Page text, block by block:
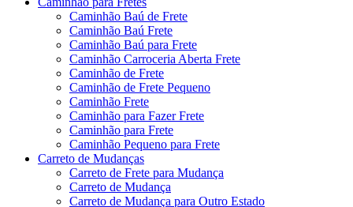
Caminhão Baú de Frete
Caminhão Baú Frete
Caminhão Baú para Frete
Caminhão Carroceria Aberta Frete
Caminhão de Frete
Caminhão de Frete Pequeno
Caminhão Frete
Caminhão para Fazer Frete
Caminhão para Frete
Caminhão Pequeno para Frete
Carreto de Mudanças
Carreto de Frete para Mudança
Carreto de Mudança
Carreto de Mudança para Outro Estado